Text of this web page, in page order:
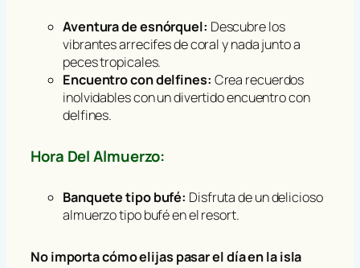
Aventura de esnórquel: Descubre los
vibrantes arrecifes de coral y nada junto a
peces tropicales.
Encuentro con delfines: Crea recuerdos
inolvidables con un divertido encuentro con
delfines.
Hora Del Almuerzo:
Banquete tipo bufé: Disfruta de un delicioso
almuerzo tipo bufé en el resort.
No importa cómo elijas pasar el día en la isla